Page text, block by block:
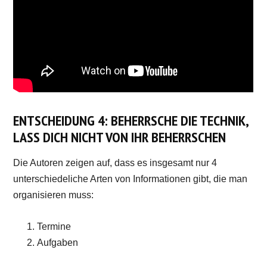
ENTSCHEIDUNG 4: BEHERRSCHE DIE TECHNIK,
LASS DICH NICHT VON IHR BEHERRSCHEN
Die Autoren zeigen auf, dass es insgesamt nur 4
unterschiedeliche Arten von Informationen gibt, die man
organisieren muss:
Termine
Aufgaben